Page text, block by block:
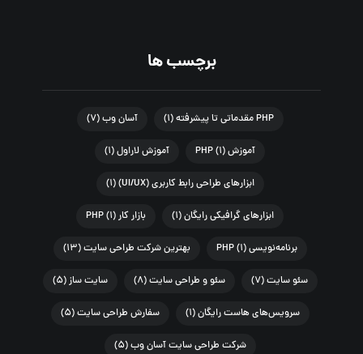
برچسب ها
PHP مقدماتی تا پیشرفته (۱) آسان وب(۷)
آموزش PHP(۱) آموزش لاراول(۱)
ابزارهای طراحی رابط کاربری (UI/UX) (۱)
ابزارهای گرافیکی رایگان(۱) بازار کار PHP(۱)
برنامه‌نویسی PHP(۱) بهترین شرکت طراحی سایت(۱۳)
سئو سایت(۷) سئو و طراحی سایت(۸) سایت ساز(۵)
سرویس‌های هاست رایگان(۱) سفارش طراحی سایت(۵)
شرکت طراحی سایت آسان وب(۵)